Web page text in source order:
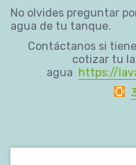
No olvides preguntar
agua de tu tanque.
Contáctanos si
cotizar tu
agua https://